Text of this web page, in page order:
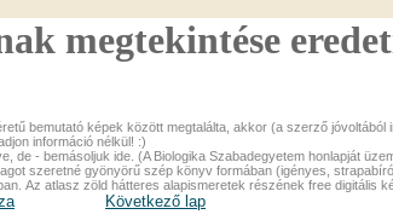
megtekintése
bemutató képek között megtalálta, akkor (a szerző
információ nélkül! :)
de - bemásoljuk ide. (A Biologika Szabadegyetem honlapját
szeretné gyönyörű szép könyv formában (igényes,
Az atlasz zöld hátteres alapismeretek részének free digitális
Következő lap